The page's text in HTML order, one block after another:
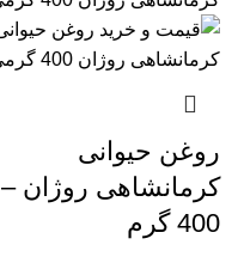
روغن حیوانی
کرمانشاهی روژان –
400 گرم